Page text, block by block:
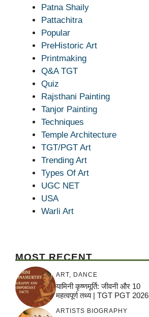
Patna Shaily
Pattachitra
Popular
PreHistoric Art
Printmaking
Q&A TGT
Quiz
Rajsthani Painting
Tanjor Painting
Techniques
Temple Architecture
TGT/PGT Art
Trending Art
Types Of Art
UGC NET
USA
Warli Art
MOST RECENT
ART DANCE
यामिनी कृष्णमूर्ति: जीवनी और 10
महत्वपूर्ण तथ्य | TGT PGT 2026
ARTISTS BIOGRAPHY